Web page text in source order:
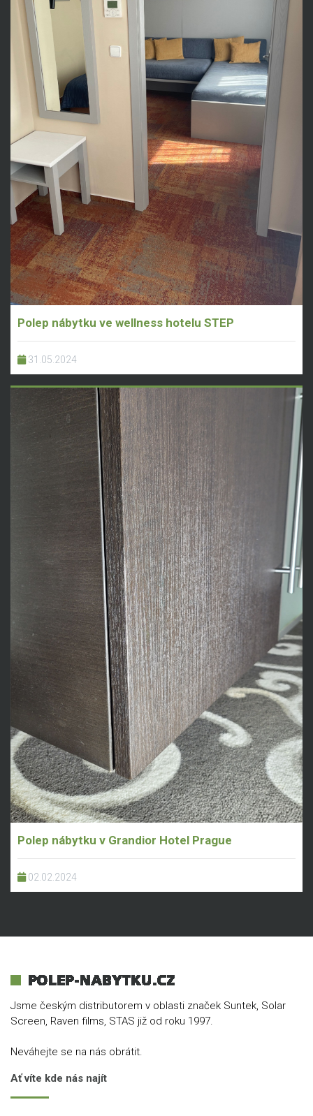
Polep nábytku ve wellness hotelu STEP
31.05.2024
Polep nábytku v Grandior Hotel Prague
02.02.2024
Jsme českým distributorem v oblasti značek Suntek, Solar
Screen, Raven films, STAS již od roku 1997.
Neváhejte se na nás obrátit.
Ať víte kde nás najít